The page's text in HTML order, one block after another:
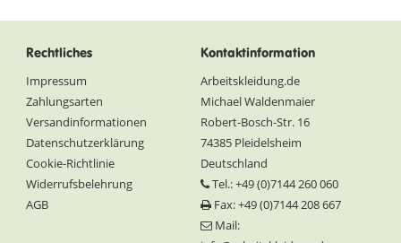
Rechtliches
Impressum
Zahlungsarten
Versandinformationen
Datenschutzerklärung
Cookie-Richtlinie
Widerrufsbelehrung
AGB
Kontaktinformation
Arbeitskleidung.de
Michael Waldenmaier
Robert-Bosch-Str. 16
74385 Pleidelsheim
Deutschland
Tel.: +49 (0)7144 260 060
Fax: +49 (0)7144 208 667
Mail: